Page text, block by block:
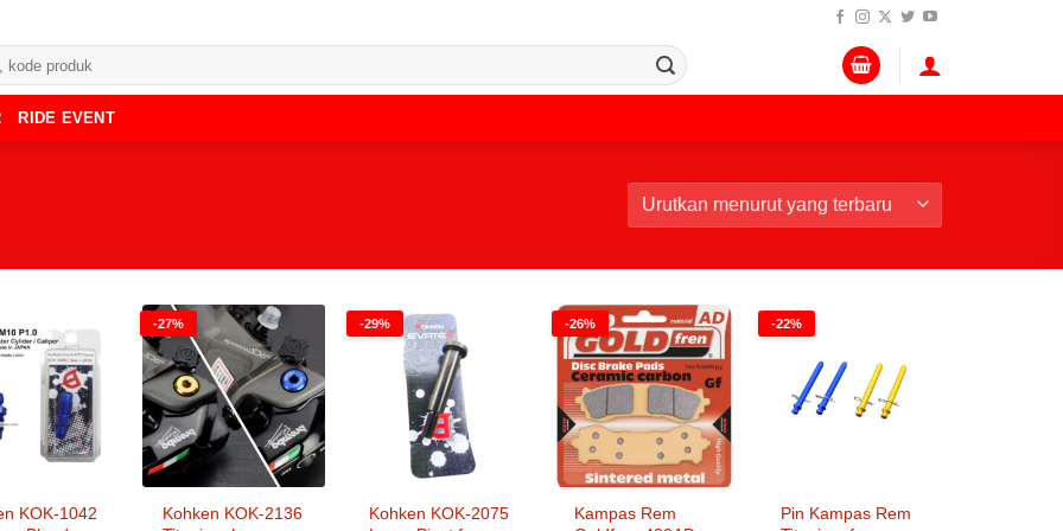
RIDE EVENT
KOK-1042
-27%
Kohken KOK-2136
-29%
Kohken KOK-2075
-26%
Kampas Rem
-22%
Pin Kampas Rem